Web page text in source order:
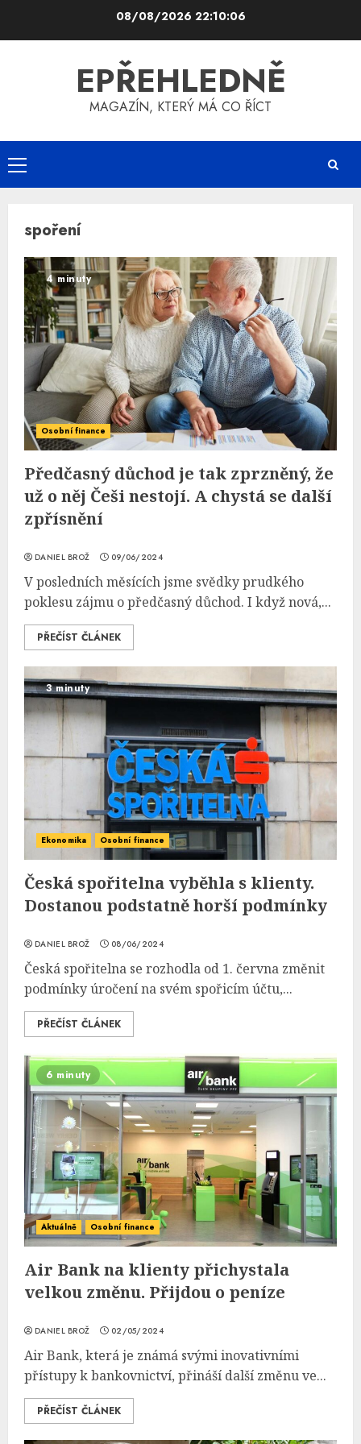
08/08/2026 22:10:06
EPŘEHLEDNĚ
MAGAZÍN, KTERÝ MÁ CO ŘÍCT
Primary
Menu
spoření
4 minuty
Osobní finance
Předčasný důchod je tak zprzněný, že
už o něj Češi nestojí. A chystá se další
zpřísnění
DANIEL BROŽ 09/06/2024
V posledních měsících jsme svědky prudkého
poklesu zájmu o předčasný důchod. I když nová,...
PŘEČÍST ČLÁNEK
3 minuty
Ekonomika Osobní finance
Česká spořitelna vyběhla s klienty.
Dostanou podstatně horší podmínky
DANIEL BROŽ 08/06/2024
Česká spořitelna se rozhodla od 1. června změnit
podmínky úročení na svém spořicím účtu,...
PŘEČÍST ČLÁNEK
6 minuty
Aktuálně Osobní finance
Air Bank na klienty přichystala
velkou změnu. Přijdou o peníze
DANIEL BROŽ 02/05/2024
Air Bank, která je známá svými inovativními
přístupy k bankovnictví, přináší další změnu ve...
PŘEČÍST ČLÁNEK